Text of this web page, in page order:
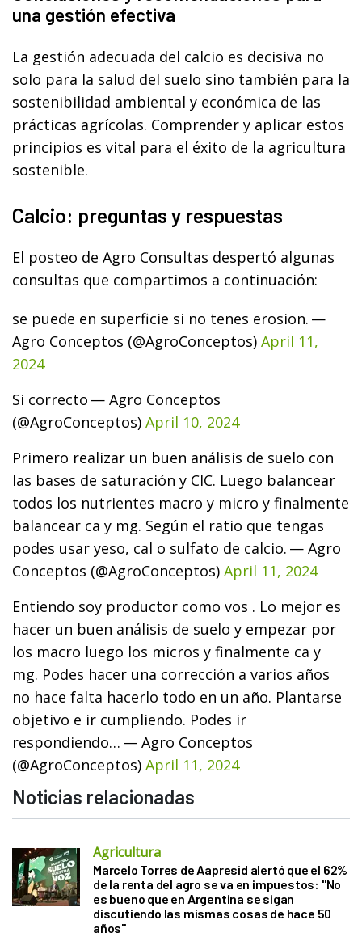
una gestión efectiva
La gestión adecuada del calcio es decisiva no
solo para la salud del suelo sino también para la
sostenibilidad ambiental y económica de las
prácticas agrícolas. Comprender y aplicar estos
principios es vital para el éxito de la agricultura
sostenible.
Calcio: preguntas y respuestas
El posteo de Agro Consultas despertó algunas
consultas que compartimos a continuación:
se puede en superficie si no tenes erosion. —
Agro Conceptos (@AgroConceptos) April 11,
2024
Si correcto — Agro Conceptos
(@AgroConceptos) April 10, 2024
Primero realizar un buen análisis de suelo con
las bases de saturación y CIC. Luego balancear
todos los nutrientes macro y micro y finalmente
balancear ca y mg. Según el ratio que tengas
podes usar yeso, cal o sulfato de calcio. — Agro
Conceptos (@AgroConceptos) April 11, 2024
Entiendo soy productor como vos . Lo mejor es
hacer un buen análisis de suelo y empezar por
los macro luego los micros y finalmente ca y
mg. Podes hacer una corrección a varios años
no hace falta hacerlo todo en un año. Plantarse
objetivo e ir cumpliendo. Podes ir
respondiendo… — Agro Conceptos
(@AgroConceptos) April 11, 2024
Noticias relacionadas
Agricultura
Marcelo Torres de Aapresid alertó que el 62%
de la renta del agro se va en impuestos: "No
es bueno que en Argentina se sigan
discutiendo las mismas cosas de hace 50
años"